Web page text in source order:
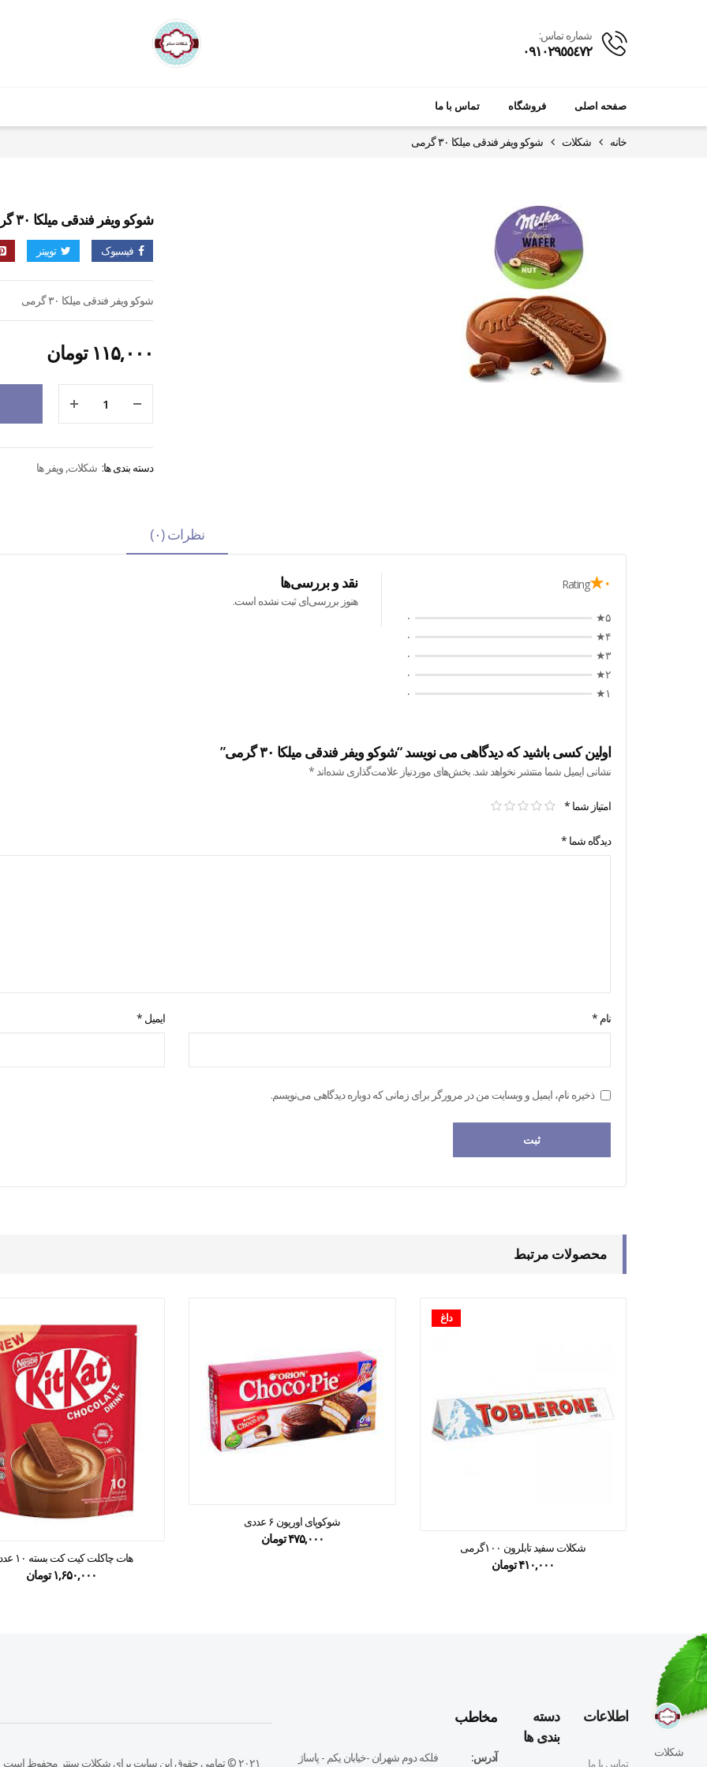
شماره تماس:
٠٩١٠٢٩٥٥٤٧٢
صفحه اصلی فروشگاه تماس با ما
خانه شکلات شوکو ویفر فندقی میلکا ۳۰ گرمی
شوکو ویفر فندقی میلکا ۳۰ گرمی
فیسبوک توییتر
شوکو ویفر فندقی میلکا ۳۰ گرمی
۱۱۵,۰۰۰ تومان
دسته بندی ها: شکلات, ویفر ها
نظرات (۰)
۰★ Rating
۵★
۰
۴★
۰
۳★
۰
۲★
۰
۱★
۰
نقد و بررسی‌ها
هنوز بررسی‌ای ثبت نشده است.
اولین کسی باشید که دیدگاهی می نویسد “شوکو ویفر فندقی میلکا ۳۰ گرمی”
نشانی ایمیل شما منتشر نخواهد شد. بخش‌های موردنیاز علامت‌گذاری شده‌اند *
امتیاز شما *
دیدگاه شما *
نام * ایمیل *
ذخیره نام، ایمیل و وبسایت من در مرورگر برای زمانی که دوباره دیدگاهی می‌نویسم.
محصولات مرتبط
داغ
شکلات سفید تابلرون ۱۰۰گرمی
۴۱۰,۰۰۰تومان
شوکوپای اوریون ۶ عددی
۴۷۵,۰۰۰تومان
هات چاکلت کیت کت بسته ۱۰ عددی
۱,۶۵۰,۰۰۰ تومان
شکلات
اطلاعات
تماس با ما
دسته
بندی ها
مخاطب
آدرس: فلكه دوم شهران -خيابان يكم - پاساژ ۲۰۲۱ © تمامی حقوق این سایت برای شکلات سنتر محفوظ است